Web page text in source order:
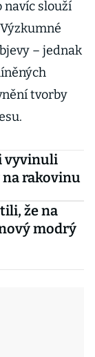
navíc slouží
– jednak
tvorby
vyvinuli
rakovinu
že na
modrý